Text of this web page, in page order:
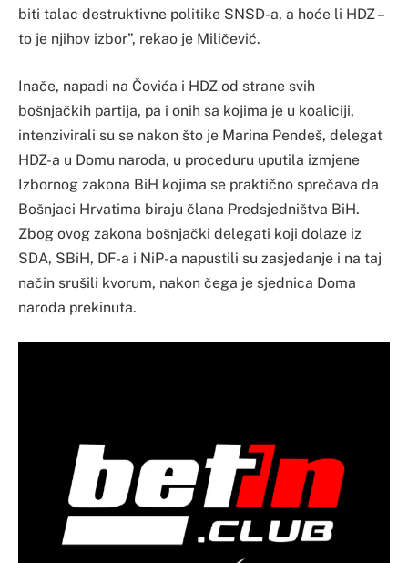
biti talac destruktivne politike SNSD-a, a hoće li HDZ –
to je njihov izbor”, rekao je Miličević.
Inače, napadi na Čovića i HDZ od strane svih
bošnjačkih partija, pa i onih sa kojima je u koaliciji,
intenzivirali su se nakon što je Marina Pendeš, delegat
HDZ-a u Domu naroda, u proceduru uputila izmjene
Izbornog zakona BiH kojima se praktično sprečava da
Bošnjaci Hrvatima biraju člana Predsjedništva BiH.
Zbog ovog zakona bošnjački delegati koji dolaze iz
SDA, SBiH, DF-a i NiP-a napustili su zasjedanje i na taj
način srušili kvorum, nakon čega je sjednica Doma
naroda prekinuta.